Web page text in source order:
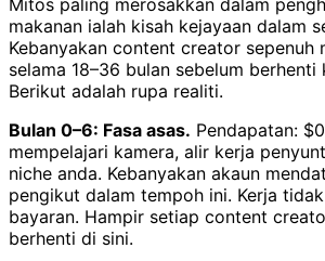
makanan ialah kisah kejayaan dalam
Kebanyakan content creator sepenuh
selama 18–36 bulan sebelum berhenti
Berikut adalah rupa realiti.
Bulan 0–6: Fasa asas. Pendapatan:
mempelajari kamera, alir kerja
niche anda. Kebanyakan akaun
pengikut dalam tempoh ini. Kerja
bayaran. Hampir setiap content
berhenti di sini.